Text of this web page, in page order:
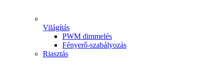
Világítás
PWM dimmelés
Fényerő-szabályozás
Riasztás